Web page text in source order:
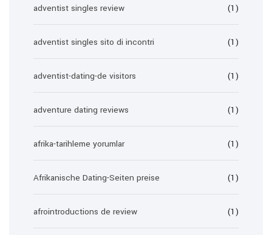
adventist singles review (1)
adventist singles sito di incontri (1)
adventist-dating-de visitors (1)
adventure dating reviews (1)
afrika-tarihleme yorumlar (1)
Afrikanische Dating-Seiten preise (1)
afrointroductions de review (1)